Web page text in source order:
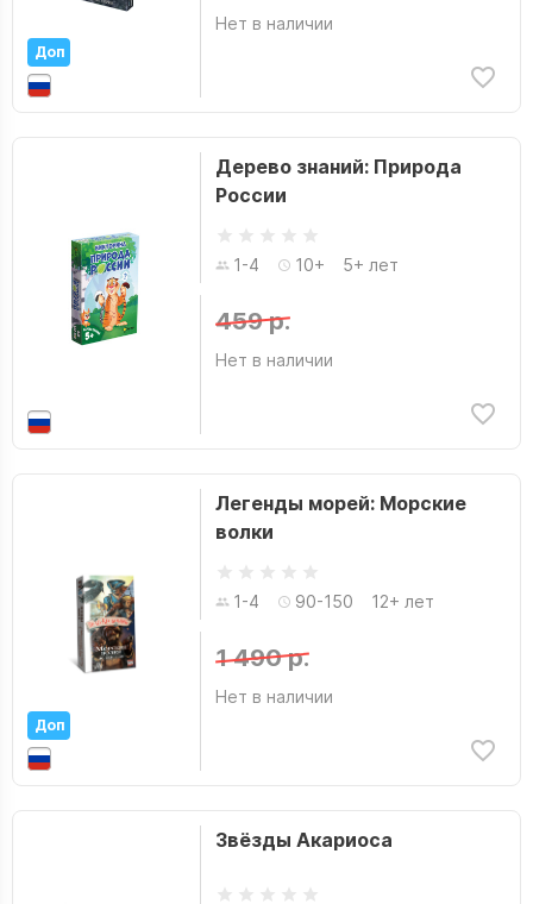
Доп
Нет в наличии
Дерево знаний: Природа
России
1-4 10+ 5+ лет
459 р.
Нет в наличии
Доп
Легенды морей: Морские
волки
1-4 90-150 12+ лет
1 490 р.
Нет в наличии
Звёзды Акариоса